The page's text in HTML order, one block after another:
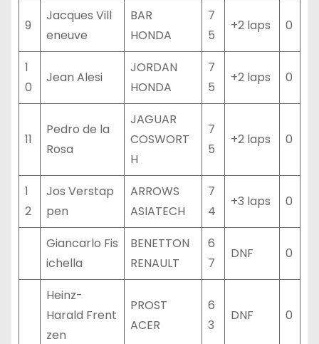
9
Jacques Vill
eneuve
BAR
HONDA
7
5
+2 laps 0
1
0
Jean Alesi
JORDAN
HONDA
7
5
+2 laps 0
11
Pedro de la
Rosa
JAGUAR
COSWORT
H
7
5
+2 laps 0
1
2
Jos Verstap
pen
ARROWS
ASIATECH
7
4
+3 laps 0
Giancarlo Fis
ichella
BENETTON
RENAULT
6
7
DNF 0
Heinz-
Harald Frent
zen
PROST
ACER
6
3
DNF 0